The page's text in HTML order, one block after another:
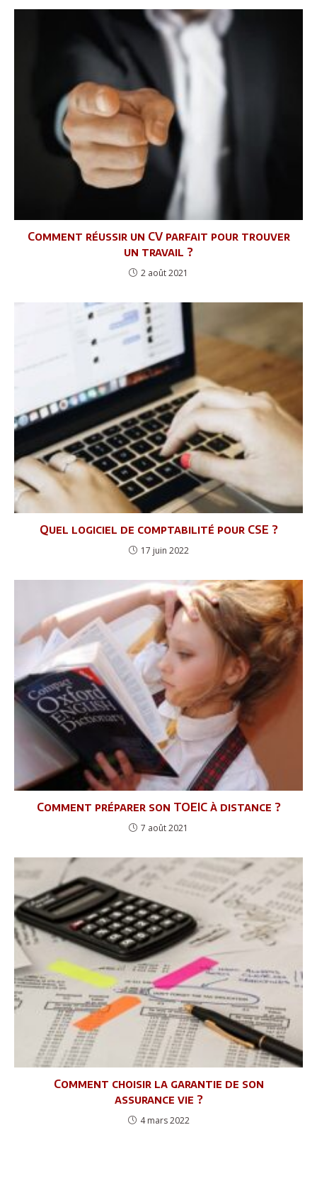
Comment réussir un CV parfait pour trouver
un travail ?
2 août 2021
Quel logiciel de comptabilité pour CSE ?
17 juin 2022
Comment préparer son TOEIC à distance ?
7 août 2021
Comment choisir la garantie de son
assurance vie ?
4 mars 2022